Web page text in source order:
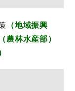
（地域振興
林水産部）